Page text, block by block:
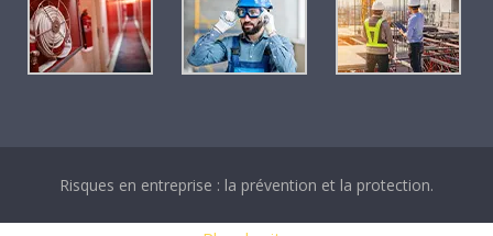
Risques en entreprise : la prévention et la protection.